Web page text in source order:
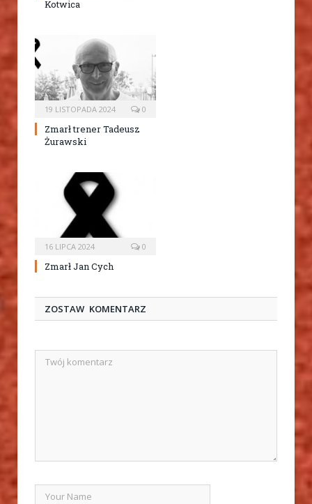
Kotwica
19 LISTOPADA 2024 0
Zmarł trener Tadeusz
Żurawski
16 LIPCA 2024 0
Zmarł Jan Cych
ZOSTAW KOMENTARZ